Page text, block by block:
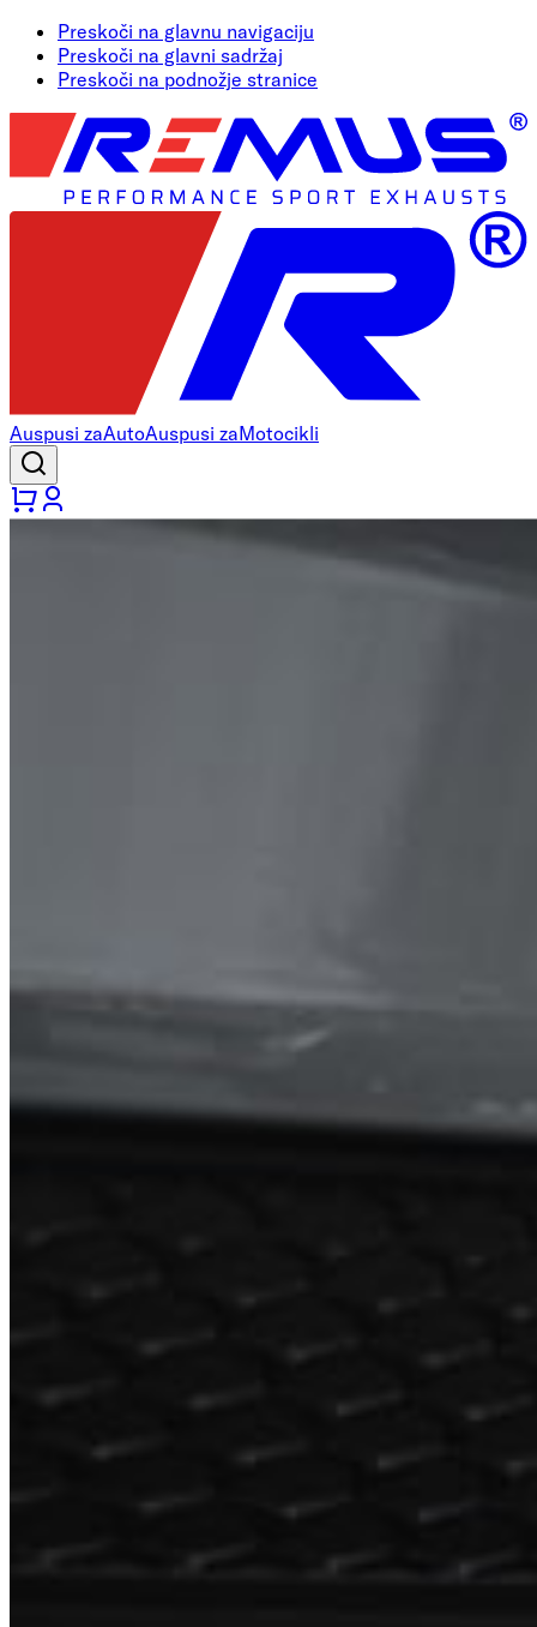
Preskoči na glavnu navigaciju
Preskoči na glavni sadržaj
Preskoči na podnožje stranice
Auspusi zaAutoAuspusi zaMotocikli